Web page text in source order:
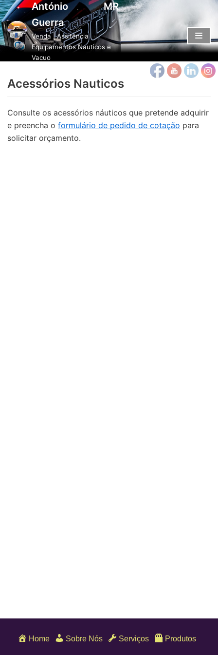
Avançar
para
o
conteúdo
António MR
Guerra
Venda | Assitência
Equipamentos Nauticos e
Vacuo
Acessórios Nauticos
Consulte os acessórios náuticos que pretende adquirir
e preencha o formulário de pedido de cotação para
solicitar orçamento.
Home Sobre Nós Serviços Produtos